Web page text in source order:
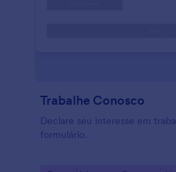
Trabalhe Conosco
Declare seu interesse em
formulário.